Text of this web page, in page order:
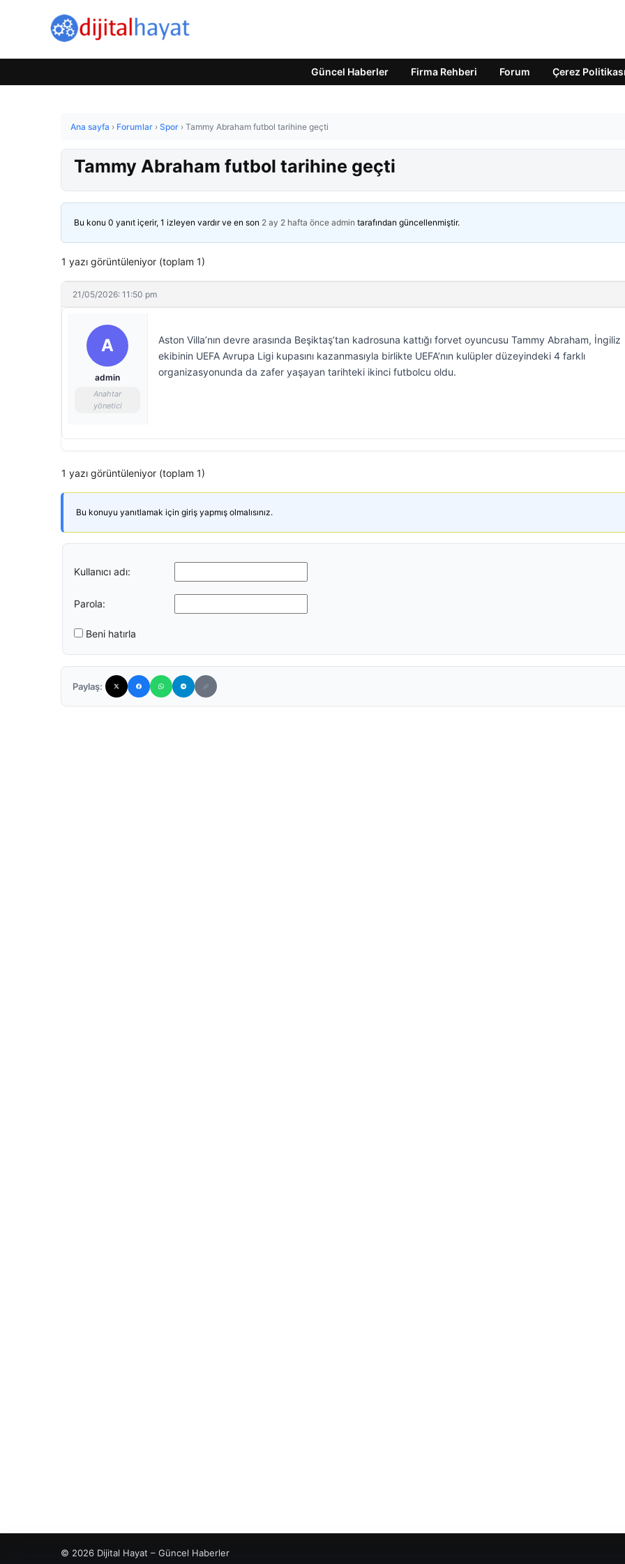
Güncel Haberler Firma Rehberi Forum Çerez Politikası
Ana sayfa › Forumlar › Spor › Tammy Abraham futbol tarihine geçti
Tammy Abraham futbol tarihine geçti
Bu konu 0 yanıt içerir, 1 izleyen vardır ve en son 2 ay 2 hafta önce admin tarafından güncellenmiştir.
1 yazı görüntüleniyor (toplam 1)
21/05/2026: 11:50 pm
A
admin
Anahtar
yönetici
Aston Villa’nın devre arasında Beşiktaş’tan kadrosuna kattığı forvet oyuncusu Tammy Abraham, İngiliz
ekibinin UEFA Avrupa Ligi kupasını kazanmasıyla birlikte UEFA’nın kulüpler düzeyindeki 4 farklı
organizasyonunda da zafer yaşayan tarihteki ikinci futbolcu oldu.
1 yazı görüntüleniyor (toplam 1)
Bu konuyu yanıtlamak için giriş yapmış olmalısınız.
Kullanıcı adı:
Parola:
Beni hatırla
Paylaş:
© 2026 Dijital Hayat – Güncel Haberler